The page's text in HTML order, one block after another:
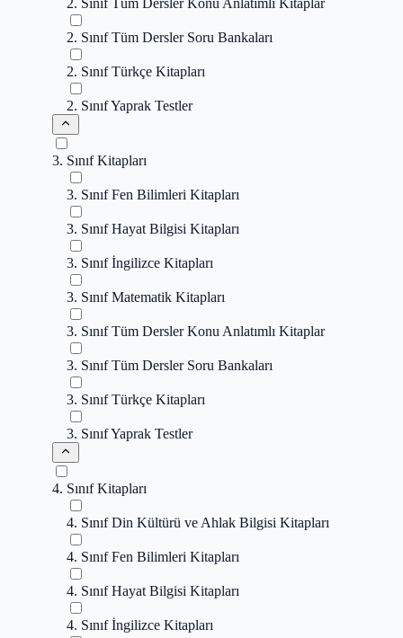
2. Sınıf Tüm Dersler Konu Anlatımlı Kitaplar
2. Sınıf Tüm Dersler Soru Bankaları
2. Sınıf Türkçe Kitapları
2. Sınıf Yaprak Testler
3. Sınıf Kitapları
3. Sınıf Fen Bilimleri Kitapları
3. Sınıf Hayat Bilgisi Kitapları
3. Sınıf İngilizce Kitapları
3. Sınıf Matematik Kitapları
3. Sınıf Tüm Dersler Konu Anlatımlı Kitaplar
3. Sınıf Tüm Dersler Soru Bankaları
3. Sınıf Türkçe Kitapları
3. Sınıf Yaprak Testler
4. Sınıf Kitapları
4. Sınıf Din Kültürü ve Ahlak Bilgisi Kitapları
4. Sınıf Fen Bilimleri Kitapları
4. Sınıf Hayat Bilgisi Kitapları
4. Sınıf İngilizce Kitapları